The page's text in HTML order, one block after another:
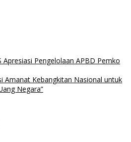
Apresiasi Pengelolaan APBD Pemko
Amanat Kebangkitan Nasional untuk
Negara”